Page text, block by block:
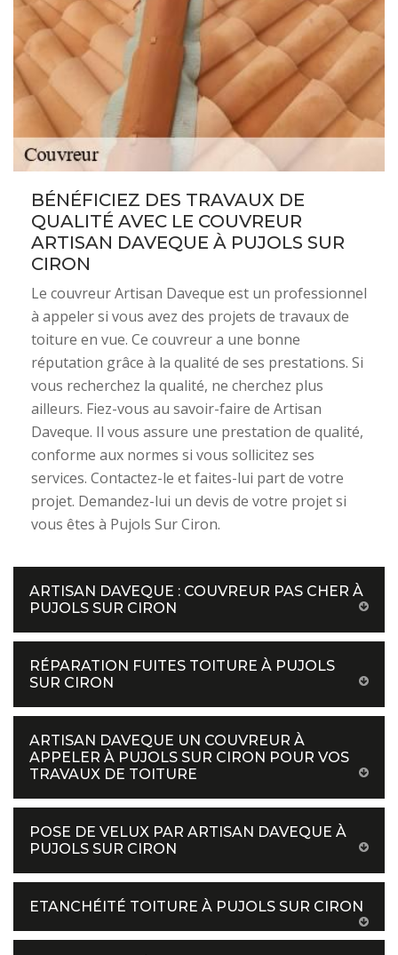
BÉNÉFICIEZ DES TRAVAUX DE
QUALITÉ AVEC LE COUVREUR
ARTISAN DAVEQUE À PUJOLS SUR
CIRON
Le couvreur Artisan Daveque est un professionnel
à appeler si vous avez des projets de travaux de
toiture en vue. Ce couvreur a une bonne
réputation grâce à la qualité de ses prestations. Si
vous recherchez la qualité, ne cherchez plus
ailleurs. Fiez-vous au savoir-faire de Artisan
Daveque. Il vous assure une prestation de qualité,
conforme aux normes si vous sollicitez ses
services. Contactez-le et faites-lui part de votre
projet. Demandez-lui un devis de votre projet si
vous êtes à Pujols Sur Ciron.
ARTISAN DAVEQUE : COUVREUR PAS CHER À
PUJOLS SUR CIRON
RÉPARATION FUITES TOITURE À PUJOLS
SUR CIRON
ARTISAN DAVEQUE UN COUVREUR À
APPELER À PUJOLS SUR CIRON POUR VOS
TRAVAUX DE TOITURE
POSE DE VELUX PAR ARTISAN DAVEQUE À
PUJOLS SUR CIRON
ETANCHÉITÉ TOITURE À PUJOLS SUR CIRON